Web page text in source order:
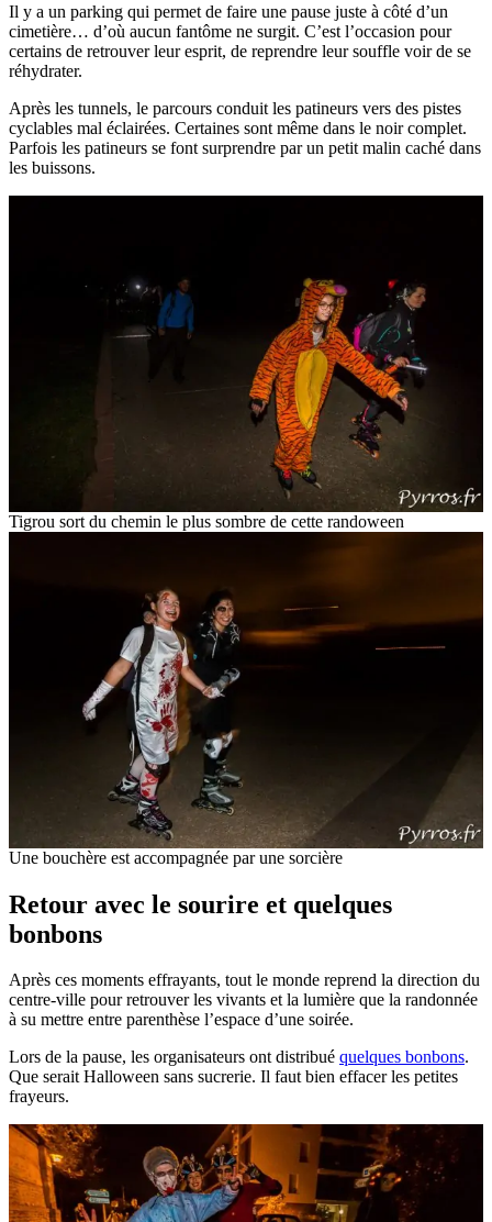
Il y a un parking qui permet de faire une pause juste à côté d’un
cimetière… d’où aucun fantôme ne surgit. C’est l’occasion pour
certains de retrouver leur esprit, de reprendre leur souffle voir de se
réhydrater.
Après les tunnels, le parcours conduit les patineurs vers des pistes
cyclables mal éclairées. Certaines sont même dans le noir complet.
Parfois les patineurs se font surprendre par un petit malin caché dans
les buissons.
Tigrou sort du chemin le plus sombre de cette randoween
Une bouchère est accompagnée par une sorcière
Retour avec le sourire et quelques
bonbons
Après ces moments effrayants, tout le monde reprend la direction du
centre-ville pour retrouver les vivants et la lumière que la randonnée
à su mettre entre parenthèse l’espace d’une soirée.
Lors de la pause, les organisateurs ont distribué quelques bonbons.
Que serait Halloween sans sucrerie. Il faut bien effacer les petites
frayeurs.